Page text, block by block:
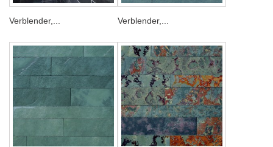
Verblender,... Verblender,...